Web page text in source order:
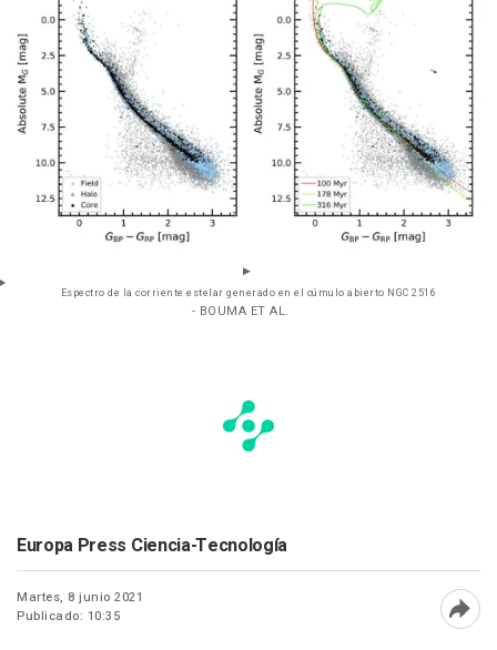
Espectro de la corriente estelar generado en el cúmulo abierto NGC 2516
- BOUMA ET AL.
Europa Press Ciencia-Tecnología
Martes, 8 junio 2021
Publicado: 10:35